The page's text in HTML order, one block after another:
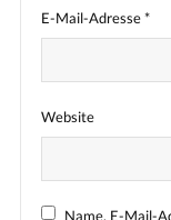
E-Mail-Adresse*
Website
Name, E-Mail-